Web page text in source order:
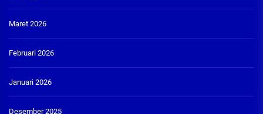
Maret 2026
Februari 2026
Januari 2026
Desember 2025